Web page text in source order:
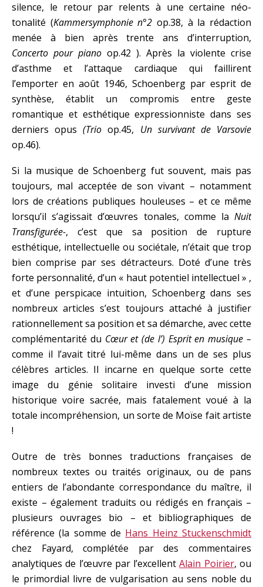
silence, le retour par relents à une certaine néo-
tonalité (Kammersymphonie n°2 op.38, à la rédaction
menée à bien après trente ans d’interruption,
Concerto pour piano op.42 ). Après la violente crise
d’asthme et l’attaque cardiaque qui faillirent
l’emporter en août 1946, Schoenberg par esprit de
synthèse, établit un compromis entre geste
romantique et esthétique expressionniste dans ses
derniers opus(Trio op.45, Un survivant de Varsovie
op.46).
Si la musique de Schoenberg fut souvent, mais pas
toujours, mal acceptée de son vivant – notamment
lors de créations publiques houleuses – et ce même
lorsqu’il s’agissait d’œuvres tonales, comme la Nuit
Transfigurée-, c’est que sa position de rupture
esthétique, intellectuelle ou sociétale, n’était que trop
bien comprise par ses détracteurs. Doté d’une très
forte personnalité, d’un « haut potentiel intellectuel » ,
et d’une perspicace intuition, Schoenberg dans ses
nombreux articles s’est toujours attaché à justifier
rationnellement sa position et sa démarche, avec cette
complémentarité du Cœur et (de l’) Esprit en musique –
comme il l’avait titré lui-même dans un de ses plus
célèbres articles. Il incarne en quelque sorte cette
image du génie solitaire investi d’une mission
historique voire sacrée, mais fatalement voué à la
totale incompréhension, un sorte de Moïse fait artiste
!
Outre de très bonnes traductions françaises de
nombreux textes ou traités originaux, ou de pans
entiers de l’abondante correspondance du maître, il
existe – également traduits ou rédigés en français –
plusieurs ouvrages bio – et bibliographiques de
référence (la somme de Hans Heinz Stuckenschmidt
chez Fayard, complétée par des commentaires
analytiques de l’œuvre par l’excellentAlain Poirier, ou
le primordial livre de vulgarisation au sens noble du